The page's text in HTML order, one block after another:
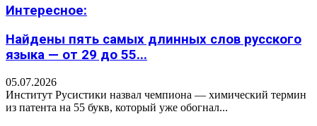
Интересное:
Найдены пять самых длинных слов русского
языка — от 29 до 55...
05.07.2026
Институт Русистики назвал чемпиона — химический термин
из патента на 55 букв, который уже обогнал...